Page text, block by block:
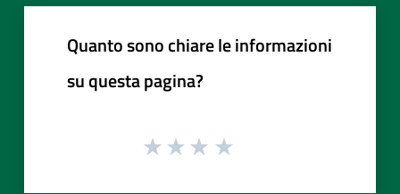
Quanto sono chiare le informazioni
su questa pagina?